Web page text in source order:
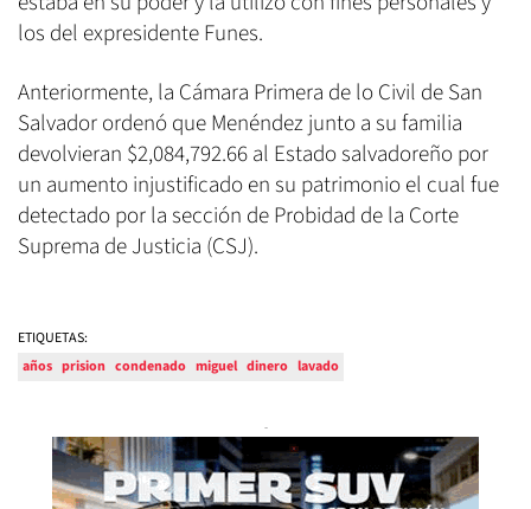
los del expresidente Funes.
Anteriormente, la Cámara Primera de lo Civil de San
Salvador ordenó que Menéndez junto a su familia
devolvieran $2,084,792.66 al Estado salvadoreño por
un aumento injustificado en su patrimonio el cual fue
detectado por la sección de Probidad de la Corte
Suprema de Justicia (CSJ).
ETIQUETAS:
años prision condenado miguel dinero lavado